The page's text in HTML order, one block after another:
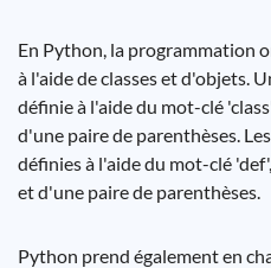
En Python, la programmation
à l'aide de classes et d'objets.
définie à l'aide du mot-clé
d'une paire de parenthèses.
définies à l'aide du mot-clé
et d'une paire de parenthèses.
Python prend également en